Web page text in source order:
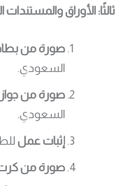
ثالثًا: الأوراق
صورة من
السعودي.
صورة من
السعودي.
إثبات عمل
صورة من كرت